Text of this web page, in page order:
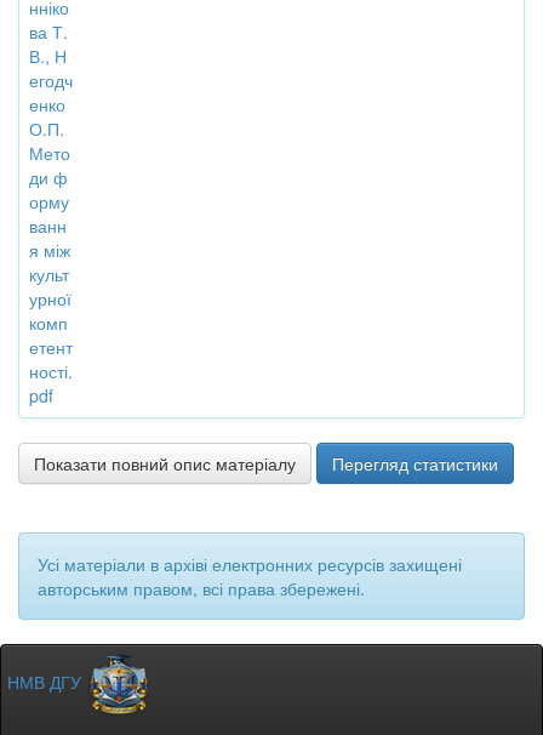
нніко
ва Т.
В., Н
егодч
енко
О.П.
Мето
ди ф
орму
ванн
я між
культ
урної
комп
етент
ності.
pdf
Показати повний опис матеріалу Перегляд статистики
Усі матеріали в архіві електронних ресурсів захищені
авторським правом, всі права збережені.
НМВ ДГУ